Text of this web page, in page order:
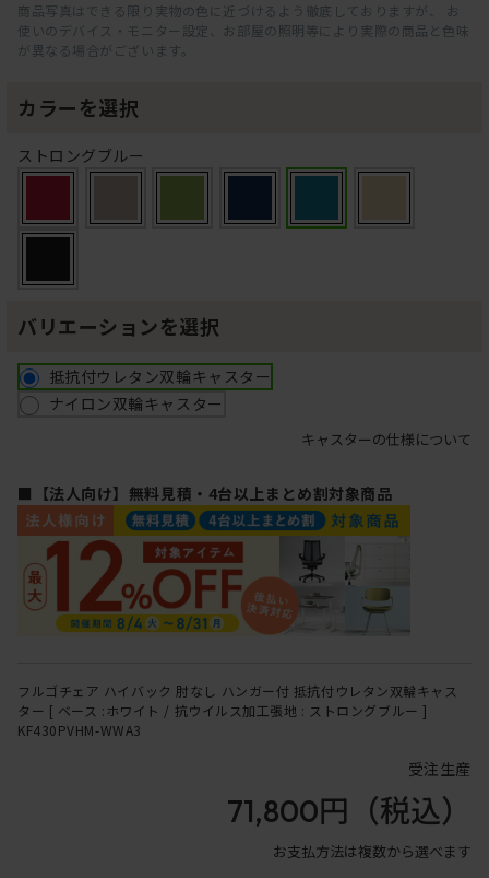
商品写真はできる限り実物の色に近づけるよう徹底しておりますが、 お
使いのデバイス・モニター設定、お部屋の照明等により実際の商品と色味
が異なる場合がございます。
カラーを選択
ストロングブルー
バリエーションを選択
抵抗付ウレタン双輪キャスター
ナイロン双輪キャスター
キャスターの仕様について
■【法人向け】無料見積・4台以上まとめ割対象商品
フルゴチェア ハイバック 肘なし ハンガー付 抵抗付ウレタン双輪キャス
ター [ ベース :ホワイト / 抗ウイルス加工張地 : ストロングブルー ]
KF430PVHM-WWA3
受注生産
71,800円 （税込）
お支払方法は複数から選べます